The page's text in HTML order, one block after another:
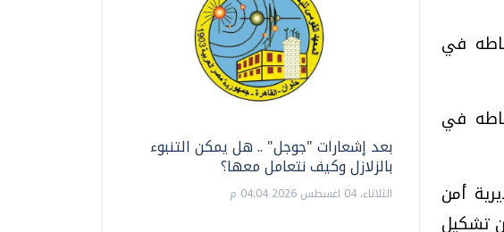
في
في
أمن
تشكيل
بعد إشعارات "جوجل" .. هل يمكن التنبوء
بالزلازل وكيف نتعامل معها؟
الثلاثاء، 04 اغسطس 2026 04:04 م